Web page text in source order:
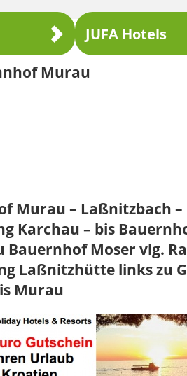
JUFA Hotels
Murau
Murau – Laßnitzbach
Karchau – bis
Bauernhof Moser vlg.
Laßnitzhütte links zu
Murau